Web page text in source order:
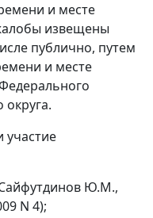
и месте
извещены
публично, путем
и месте
округа.
участие
Ю.М.,
N 4);